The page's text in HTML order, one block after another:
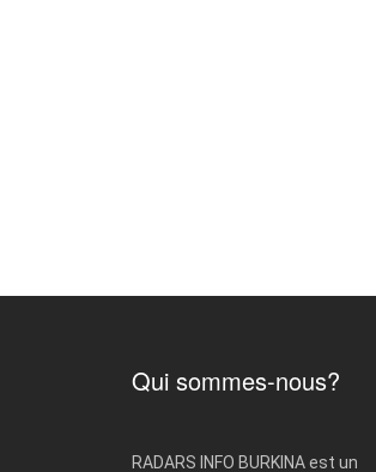
Qui sommes-nous?
RADARS INFO BURKINA est un